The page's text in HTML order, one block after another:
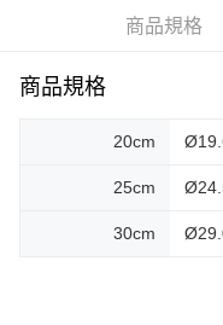
５．嚴禁一人註冊多個帳號
商品規格
商品規格
20cm
25cm
30cm